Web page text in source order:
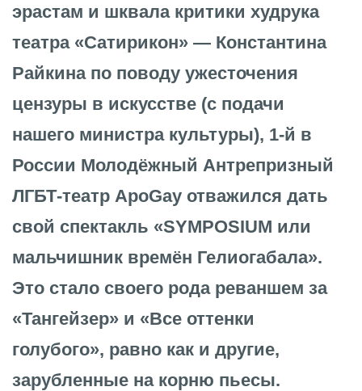
эрастам и шквала критики худрука
театра «Сатирикон» — Константина
Райкина по поводу ужесточения
цензуры в искусстве (с подачи
нашего министра культуры), 1-й в
России Молодёжный Антрепризный
ЛГБТ-театр ApoGay отважился дать
свой спектакль «SYMPOSIUM или
мальчишник времён Гелиогабала».
Это стало своего рода реваншем за
«Тангейзер» и «Все оттенки
голубого», равно как и другие,
зарубленные на корню пьесы.